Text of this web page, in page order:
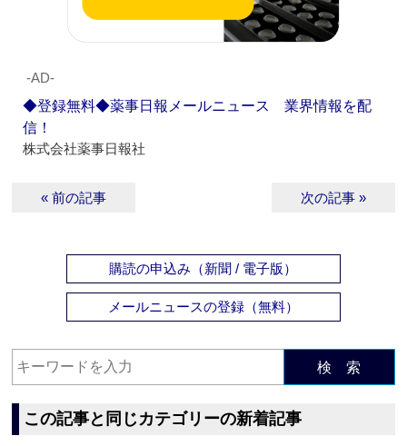
‐AD‐
◆登録無料◆薬事日報メールニュース 業界情報を配
信！
株式会社薬事日報社
« 前の記事 次の記事 »
購読の申込み（新聞 / 電子版）
メールニュースの登録（無料）
検 索
この記事と同じカテゴリーの新着記事